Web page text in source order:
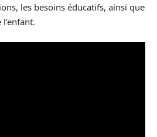
les besoins éducatifs, ainsi que